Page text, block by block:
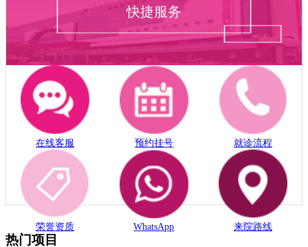
快捷服务
在线客服 预约挂号 就诊流程
荣誉资质 WhatsApp 来院路线
热门项目